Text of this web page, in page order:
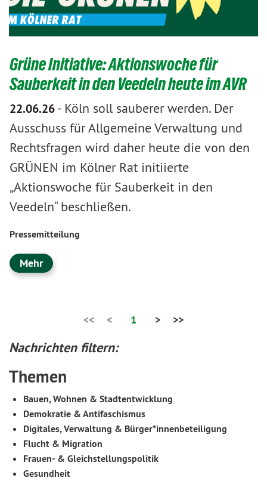
Grüne Initiative: Aktionswoche für
Sauberkeit in den Veedeln heute im AVR
22.06.26- Köln soll sauberer werden. Der
Ausschuss für Allgemeine Verwaltung und
Rechtsfragen wird daher heute die von den
GRÜNEN im Kölner Rat initiierte
„Aktionswoche für Sauberkeit in den
Veedeln“ beschließen.
Pressemitteilung
Mehr
<< < 1 > >>
Nachrichten filtern:
Themen
Bauen, Wohnen & Stadtentwicklung
Demokratie & Antifaschismus
Digitales, Verwaltung & Bürger*innenbeteiligung
Flucht & Migration
Frauen- & Gleichstellungspolitik
Gesundheit